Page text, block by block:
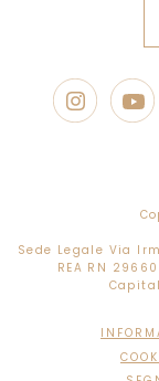
Sede Legale Via
REA RN